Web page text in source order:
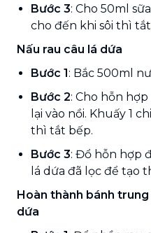
Bước 3: Cho 50ml
cho đến khi sôi thì
Nấu rau câu lá dứa
Bước 1: Bắc 500ml
Bước 2: Cho hỗn
lại vào nồi. Khuấy 1
thì tắt bếp.
Bước 3: Đổ hỗn hợp
lá dứa đã lọc để tạo
Hoàn thành bánh
dứa